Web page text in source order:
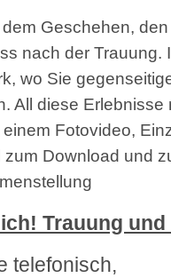
Geschehen,
nach der Trauung.
wo Sie
All diese
Fotovideo,
Download und
Trauung
telefonisch,